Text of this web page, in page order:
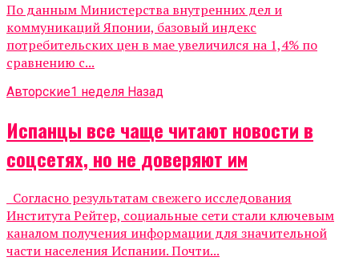
По данным Министерства внутренних дел и
коммуникаций Японии, базовый индекс
потребительских цен в мае увеличился на 1,4% по
сравнению с...
Авторские1 неделя Назад
Испанцы все чаще читают новости в
соцсетях, но не доверяют им
Согласно результатам свежего исследования
Института Рейтер, социальные сети стали ключевым
каналом получения информации для значительной
части населения Испании. Почти...